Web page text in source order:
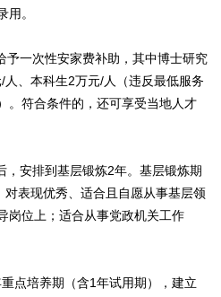
用。
一次性安家费补助，其中博士研究
、本科生2万元/人（违反最低服务
。符合条件的，还可享受当地人才
安排到基层锻炼2年。基层锻炼期
对表现优秀、适合且自愿从事基层领
岗位上；适合从事党政机关工作
培养期（含1年试用期），建立